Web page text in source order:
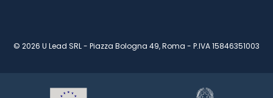
© 2026 U Lead SRL - Piazza Bologna 49, Roma - P.IVA 15846351003